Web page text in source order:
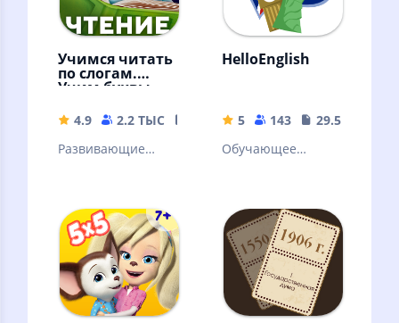
Учимся читать
по слогам.
Учим буквы.
Смешарики
4.9 2.2 ТЫС
174.93 MB
Развивающие
Учим алфавит
Букварь. Пазлы
Раскраска
HelloEnglish
5 143
29.53 MB
Обучающее
подростков